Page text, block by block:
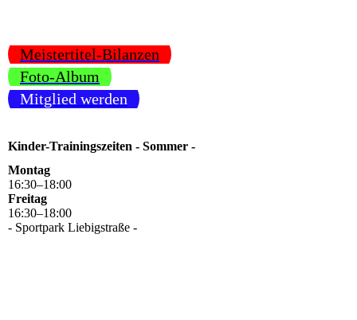
Meistertitel-Bilanzen
Foto-Album
Mitglied werden
Kinder-Trainingszeiten - Sommer -
Montag
16:30–18:00
Freitag
16:30–18:00
- Sportpark Liebigstraße -